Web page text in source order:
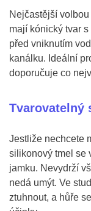
Nejčastější
mají kónický tvar
před vniknutím
kanálku. Ideální
doporučuje co
Tvarovatelný
Jestliže nechcete
silikonový tmel se
jamku. Nevydrží
nedá umýt. Ve
ztuhnout, a hůře